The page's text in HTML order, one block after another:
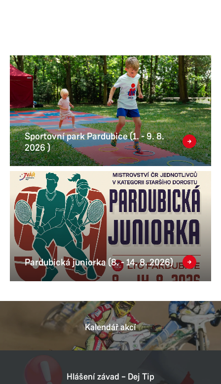
Sportovní park Pardubice (1. - 9. 8.
2026 )
Pardubická juniorka (8. - 14. 8. 2026)
Kalendář akcí
Hlášení závad – Dej Tip